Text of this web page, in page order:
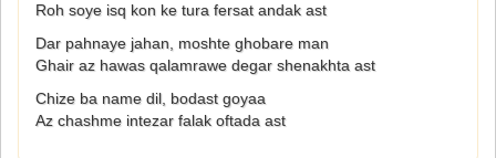
Roh soye isq kon ke tura fersat andak ast
Dar pahnaye jahan, moshte ghobare man
Ghair az hawas qalamrawe degar shenakhta ast
Chize ba name dil, bodast goyaa
Az chashme intezar falak oftada ast